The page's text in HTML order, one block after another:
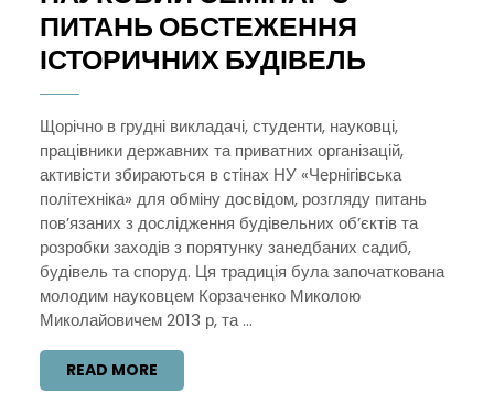
ПИТАНЬ ОБСТЕЖЕННЯ
ІСТОРИЧНИХ БУДІВЕЛЬ
З
ПИТАНЬ
Щорічно в грудні викладачі, студенти, науковці,
працівники державних та приватних організацій,
активісти збираються в стінах НУ «Чернігівська
політехніка» для обміну досвідом, розгляду питань
пов’язаних з дослідження будівельних об’єктів та
розробки заходів з порятунку занедбаних садиб,
будівель та споруд. Ця традиція була започаткована
молодим науковцем Корзаченко Миколою
Миколайовичем 2013 р, та ...
READ MORE
MORE